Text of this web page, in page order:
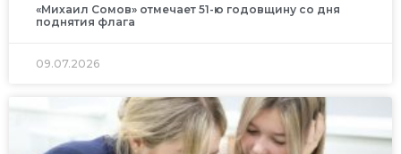
«Михаил Сомов» отмечает 51-ю годовщину со дня
поднятия флага
09.07.2026